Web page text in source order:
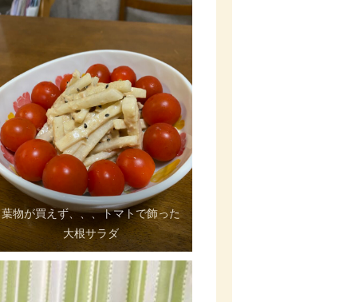
葉物が買えず、、、トマトで飾った
大根サラダ